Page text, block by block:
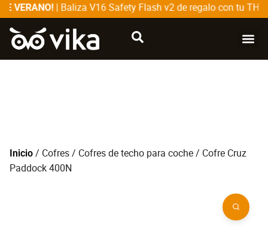
VERANO!| Baliza V16 Safety Flash v2 de regalo con tu
Inicio / Cofres/ Cofres de techo para coche/ Cofre Cruz
Paddock 400N